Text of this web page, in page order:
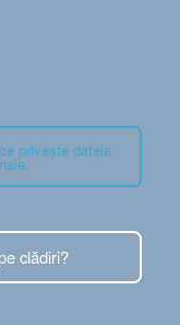
privește datele
clădiri?